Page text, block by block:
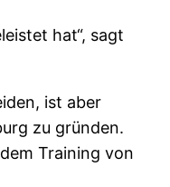
hat“, sagt
ist aber
zu gründen.
Training von